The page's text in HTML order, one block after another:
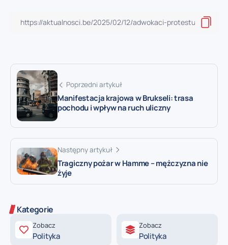
Poprzedni artykuł
Manifestacja krajowa w Brukseli: trasa
pochodu i wpływ na ruch uliczny
Następny artykuł
Tragiczny pożar w Hamme – mężczyzna nie
żyje
Kategorie
Zobacz
Polityka
Zobacz
Polityka